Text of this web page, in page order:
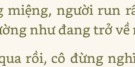
miệng, người run
như đang trở về
rồi, cô đừng